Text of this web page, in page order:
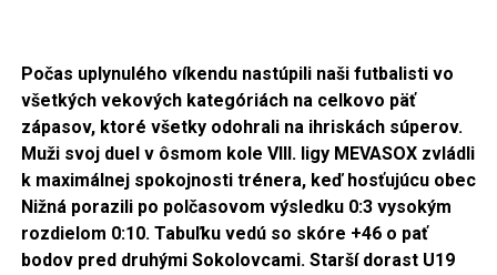
Počas uplynulého víkendu nastúpili naši futbalisti vo
všetkých vekových kategóriách na celkovo päť
zápasov, ktoré všetky odohrali na ihriskách súperov.
Muži svoj duel v ôsmom kole VIII. ligy MEVASOX zvládli
k maximálnej spokojnosti trénera, keď hosťujúcu obec
Nižná porazili po polčasovom výsledku 0:3 vysokým
rozdielom 0:10. Tabuľku vedú so skóre +46 o pať
bodov pred druhými Sokolovcami. Starší dorast U19